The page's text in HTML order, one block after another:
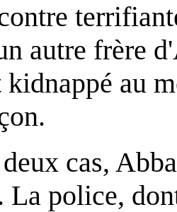
autre frère
au
cas,
police,